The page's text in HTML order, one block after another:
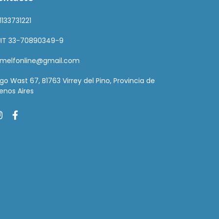
33-70890349-9
Wast 67, B1763 Virrey del Pino, Provincia de
Aires